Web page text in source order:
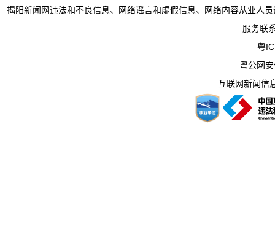
揭阳新闻网违法和不良信息、网络谣言和虚假信息、网络内容从业人
服务联
粤
粤公网
互联网新闻信